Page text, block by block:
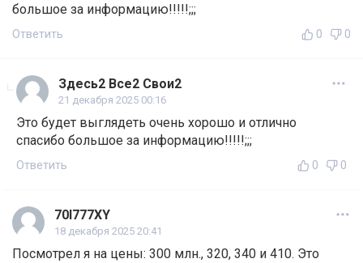
большое за информацию!!!!!;;;
Ответить 0 0
Здесь2 Все2 Свои2
21 декабря 2025 00:16
Это будет выглядеть очень хорошо и отлично
спасибо большое за информацию!!!!!;;;
Ответить 0 0
70I777XY
18 декабря 2025 20:41
Посмотрел я на цены: 300 млн., 320, 340 и 410. Это